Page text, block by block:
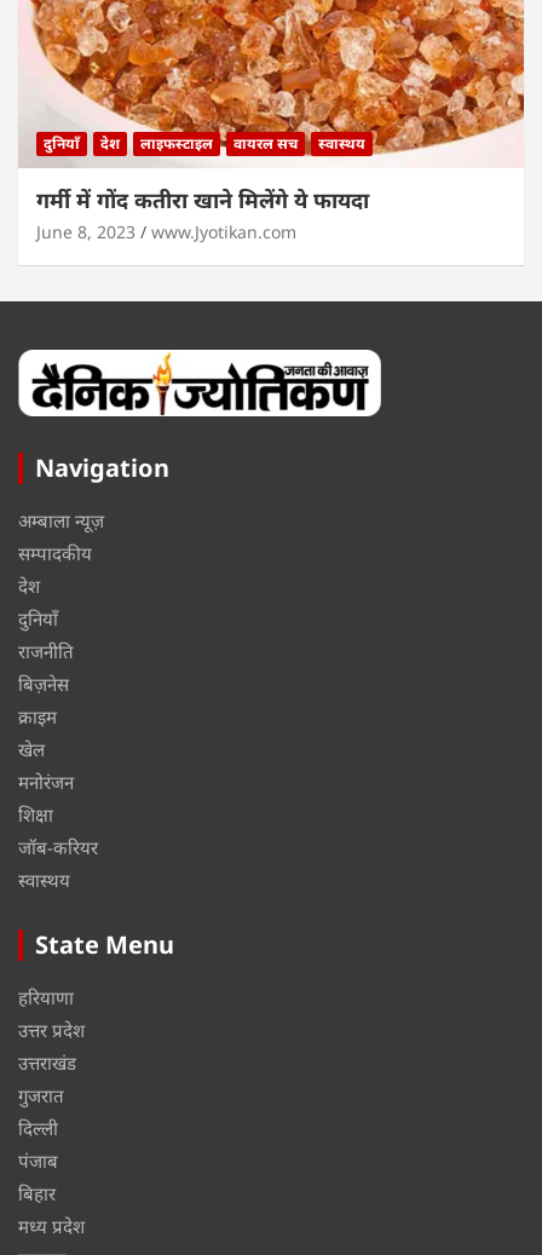
दुनियाँ देश लाइफस्टाइल वायरल सच स्वास्थय
गर्मी में गोंद कतीरा खाने मिलेंगे ये फायदा
June 8, 2023 www.Jyotikan.com
Navigation
अम्बाला न्यूज़
सम्पादकीय
देश
दुनियाँ
राजनीति
बिज़नेस
क्राइम
खेल
मनोरंजन
शिक्षा
जॉब-करियर
स्वास्थय
State Menu
हरियाणा
उत्तर प्रदेश
उत्तराखंड
गुजरात
दिल्ली
पंजाब
बिहार
मध्य प्रदेश